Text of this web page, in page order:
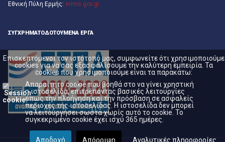
Εθνική Πύλη Ερμής: ermis.gov.gr
ΣΥΓΧΡΗΜΑΤΟΔΟΤΟΎΜΕΝΑ ΈΡΓΑ
Επισκεπτόμενοι τον ιστότοπό μας, συμφωνείτε ότι χρησιμοποιούμε
cookies για να σας εξασφαλίσουμε την καλύτερη εμπειρία. Τα
cookies που χρησιμοποιούμε είναι τα παρακάτω:
Session
cookie:
Απαραίτητο cookie που βοηθά στο να γίνει χρηστική
η ιστοσελίδα, επιτρέποντας βασικές λειτουργίες
όπως την πλοήγηση και την πρόσβαση σε ασφαλείς
περιοχές της ιστοσελίδας. Η ιστοσελίδα δεν μπορεί
να λειτουργήσει σωστά χωρίς αυτό το cookie. Το
συγκεκριμένο cookie έχει ισχύ 365 ημέρες.
Αποδοχή Απόρριψη Αναλυτικές πληροφορίες